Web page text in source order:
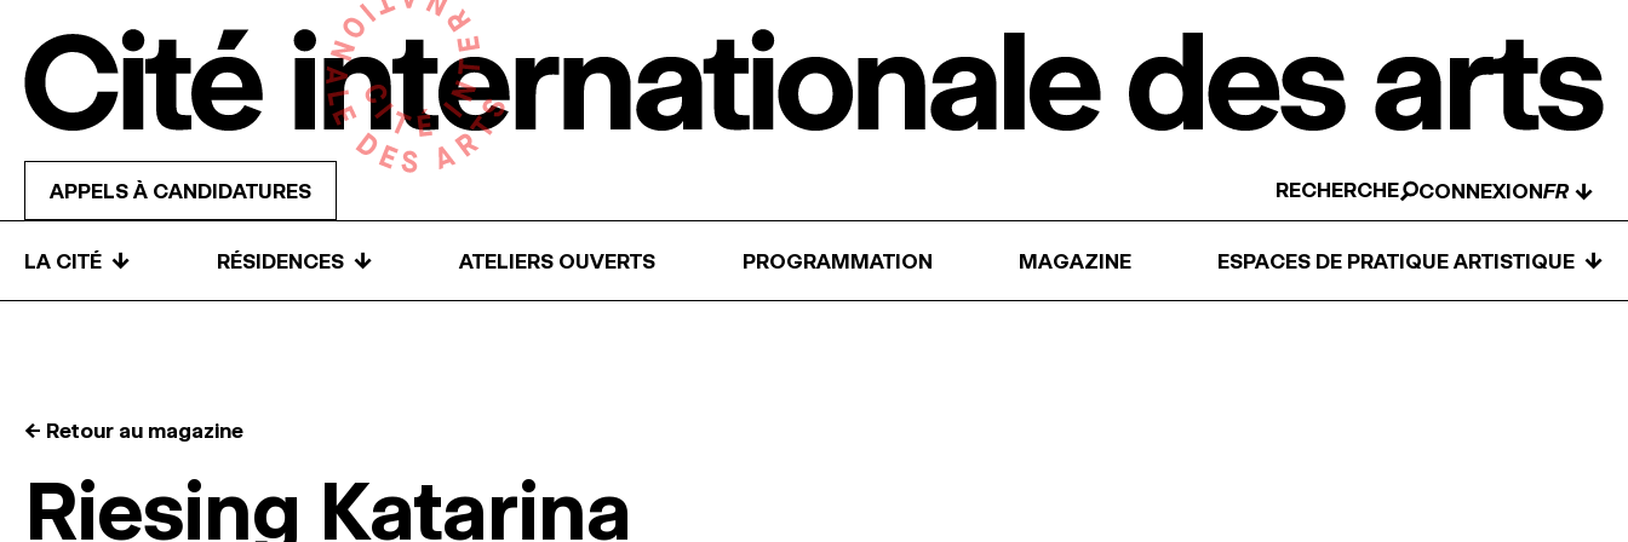
APPELS À CANDIDATURES RECHERCHE CONNEXION ↓
LA CITÉ ↓ RÉSIDENCES ↓ ATELIERS OUVERTS PROGRAMMATION MAGAZINE ESPACES DE PRATIQUE ARTISTIQUE ↓
← Retour au magazine
Riesing Katarina